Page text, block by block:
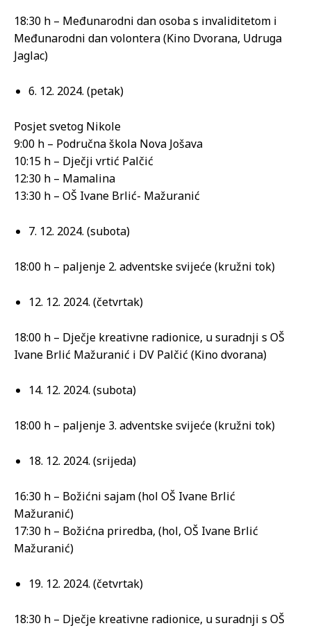
18:30 h – Međunarodni dan osoba s invaliditetom i
Međunarodni dan volontera (Kino Dvorana, Udruga
Jaglac)
6. 12. 2024. (petak)
Posjet svetog Nikole
9:00 h – Područna škola Nova Jošava
10:15 h – Dječji vrtić Palčić
12:30 h – Mamalina
13:30 h – OŠ Ivane Brlić- Mažuranić
7. 12. 2024. (subota)
18:00 h – paljenje 2. adventske svijeće (kružni tok)
12. 12. 2024. (četvrtak)
18:00 h – Dječje kreativne radionice, u suradnji s OŠ
Ivane Brlić Mažuranić i DV Palčić (Kino dvorana)
14. 12. 2024. (subota)
18:00 h – paljenje 3. adventske svijeće (kružni tok)
18. 12. 2024. (srijeda)
16:30 h – Božićni sajam (hol OŠ Ivane Brlić
Mažuranić)
17:30 h – Božićna priredba, (hol, OŠ Ivane Brlić
Mažuranić)
19. 12. 2024. (četvrtak)
18:30 h – Dječje kreativne radionice, u suradnji s OŠ